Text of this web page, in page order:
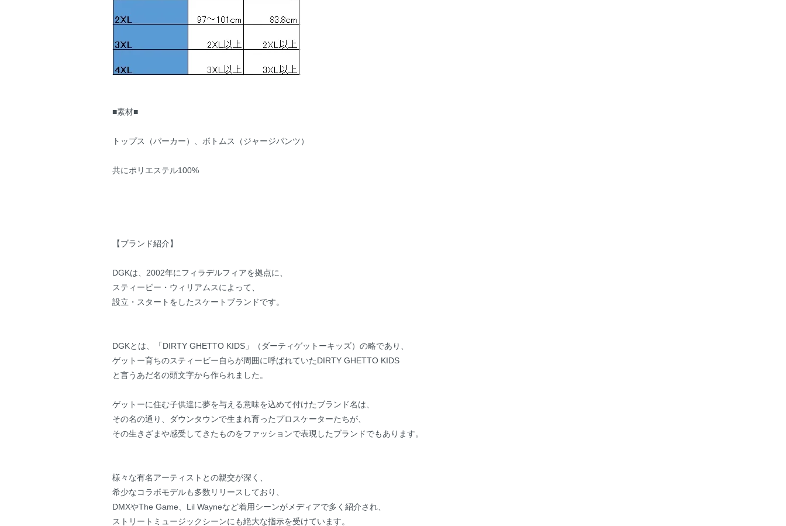
■素材■
トップス（パーカー）、ボトムス（ジャージパンツ）
共にポリエステル100%
【ブランド紹介】
DGKは、2002年にフィラデルフィアを拠点に、
スティービー・ウィリアムスによって、
設立・スタートをしたスケートブランドです。
DGKとは、「DIRTY GHETTO KIDS」（ダーティゲットーキッズ）の略であり、
ゲットー育ちのスティービー自らが周囲に呼ばれていたDIRTY GHETTO KIDS
と言うあだ名の頭文字から作られました。
ゲットーに住む子供達に夢を与える意味を込めて付けたブランド名は、
その名の通り、ダウンタウンで生まれ育ったプロスケーターたちが、
その生きざまや感受してきたものをファッションで表現したブランドでもあります。
様々な有名アーティストとの親交が深く、
希少なコラボモデルも多数リリースしており、
DMXやThe Game、Lil Wayneなど着用シーンがメディアで多く紹介され、
ストリートミュージックシーンにも絶大な指示を受けています。